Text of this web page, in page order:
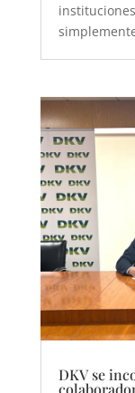
DKV se